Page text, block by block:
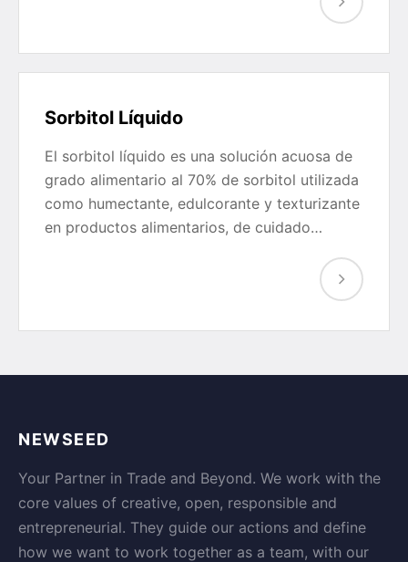
Sorbitol Líquido
El sorbitol líquido es una solución acuosa de
grado alimentario al 70% de sorbitol utilizada
como humectante, edulcorante y texturizante
en productos alimentarios, de cuidado…
NEWSEED
Your Partner in Trade and Beyond. We work with the
core values of creative, open, responsible and
entrepreneurial. They guide our actions and define
how we want to work together as a team, with our